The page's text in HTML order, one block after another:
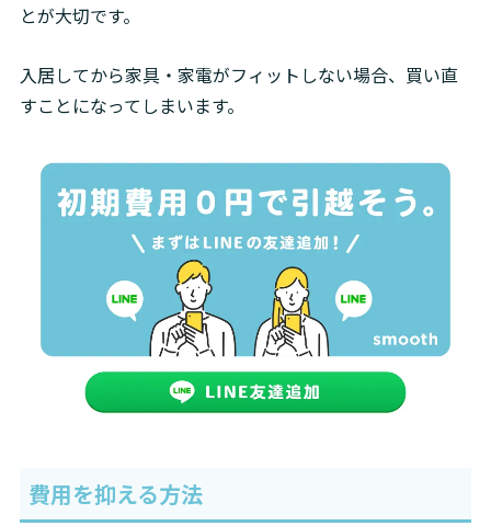
とが大切です。
入居してから家具・家電がフィットしない場合、買い直
すことになってしまいます。
費用を抑える方法